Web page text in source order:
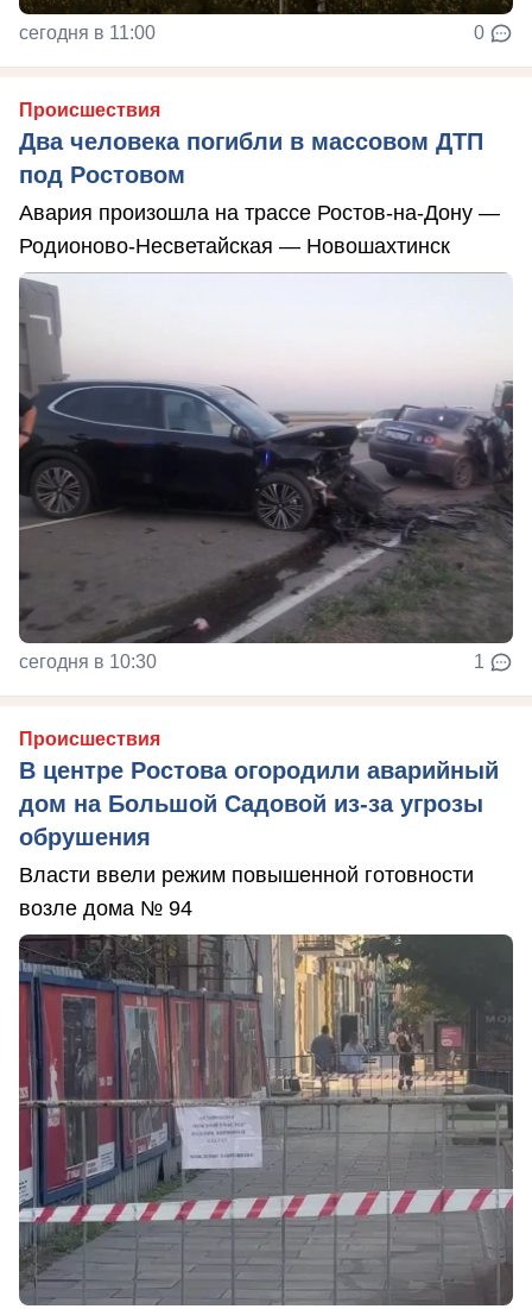
сегодня в 11:00 0
Происшествия
Два человека погибли в массовом ДТП
под Ростовом
Авария произошла на трассе Ростов-на-Дону —
Родионово-Несветайская — Новошахтинск
сегодня в 10:30 1
Происшествия
В центре Ростова огородили аварийный
дом на Большой Садовой из-за угрозы
обрушения
Власти ввели режим повышенной готовности
возле дома № 94